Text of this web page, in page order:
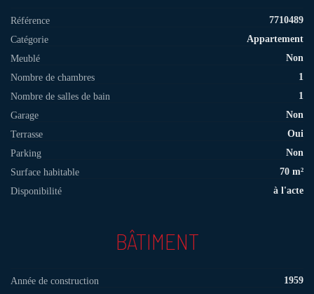
Référence
7710489
Catégorie
Appartement
Meublé
Non
Nombre de chambres
1
Nombre de salles de bain
1
Garage
Non
Terrasse
Oui
Parking
Non
Surface habitable
70 m²
Disponibilité
à l'acte
BÂTIMENT
Année de construction 1959